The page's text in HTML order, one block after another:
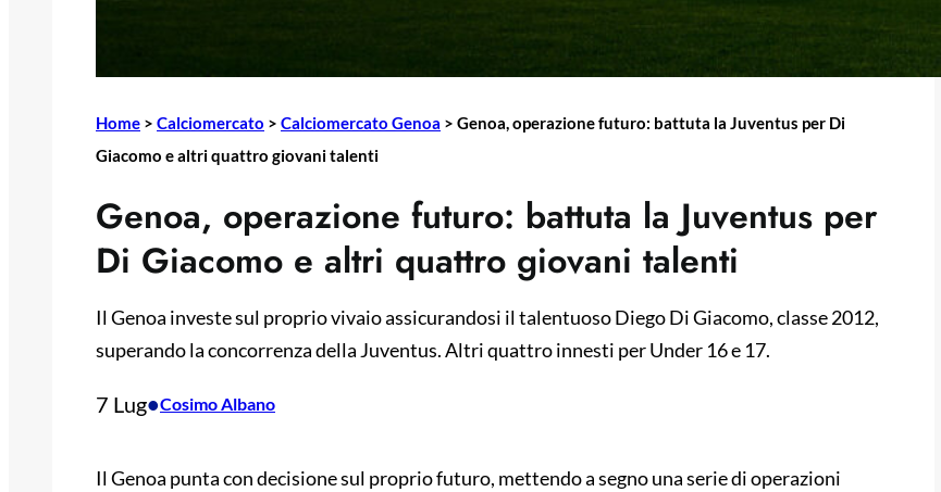
Home > Calciomercato > Calciomercato Genoa > Genoa, operazione futuro: battuta la Juventus per Di
Giacomo e altri quattro giovani talenti
Genoa, operazione futuro: battuta la Juventus per
Di Giacomo e altri quattro giovani talenti
Il Genoa investe sul proprio vivaio assicurandosi il talentuoso Diego Di Giacomo, classe 2012,
superando la concorrenza della Juventus. Altri quattro innesti per Under 16 e 17.
7 Lug•Cosimo Albano
Il Genoa punta con decisione sul proprio futuro, mettendo a segno una serie di operazioni